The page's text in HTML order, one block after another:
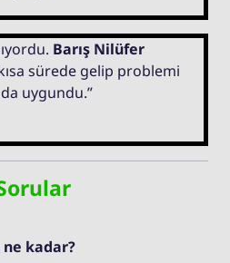
Barış Nilüfer
sürede gelip problemi
uygundu.”
kadar?